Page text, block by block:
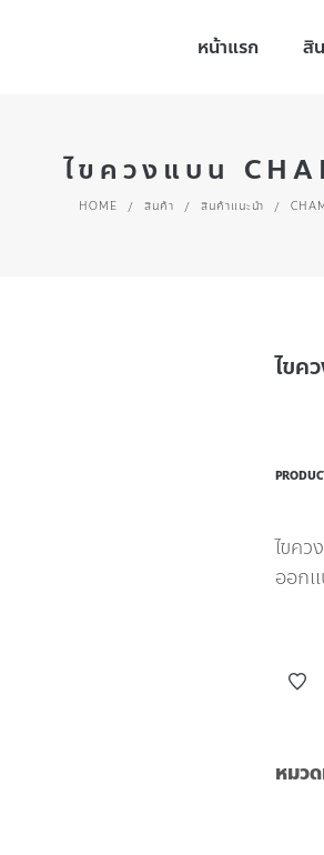
หน้าแรก สิ
ไขควงแบน
HOME / สินค้า / สินค้าแนะนำ /
ไขค
ไขคว
ออก
หมว